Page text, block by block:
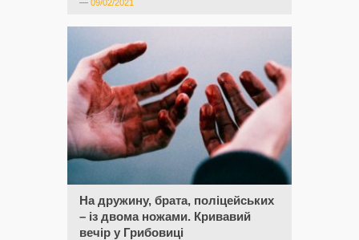
— 09/02/2021
На дружину, брата, поліцейських
– із двома ножами. Кривавий
вечір у Грибовиці